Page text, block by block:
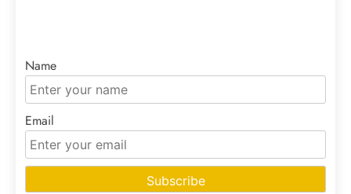
Name
Email